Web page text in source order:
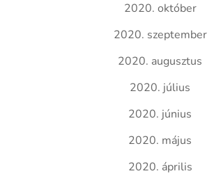
2020. október
2020. szeptember
2020. augusztus
2020. július
2020. június
2020. május
2020. április